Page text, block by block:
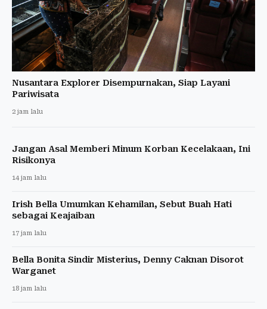
Nusantara Explorer Disempurnakan, Siap Layani
Pariwisata
2 jam lalu
Jangan Asal Memberi Minum Korban Kecelakaan, Ini
Risikonya
14 jam lalu
Irish Bella Umumkan Kehamilan, Sebut Buah Hati
sebagai Keajaiban
17 jam lalu
Bella Bonita Sindir Misterius, Denny Caknan Disorot
Warganet
18 jam lalu